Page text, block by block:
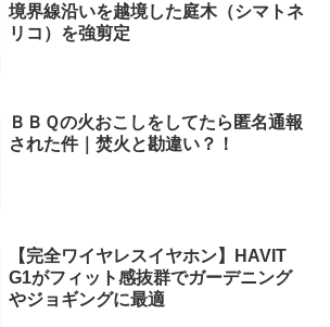
境界線沿いを越境した庭木（シマトネ
リコ）を強剪定
ＢＢＱの火おこしをしてたら匿名通報
された件｜焚火と勘違い？！
【完全ワイヤレスイヤホン】HAVIT
G1がフィット感抜群でガーデニング
やジョギングに最適